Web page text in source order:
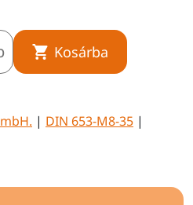
Kosárba
| DIN 653-M8-35 |